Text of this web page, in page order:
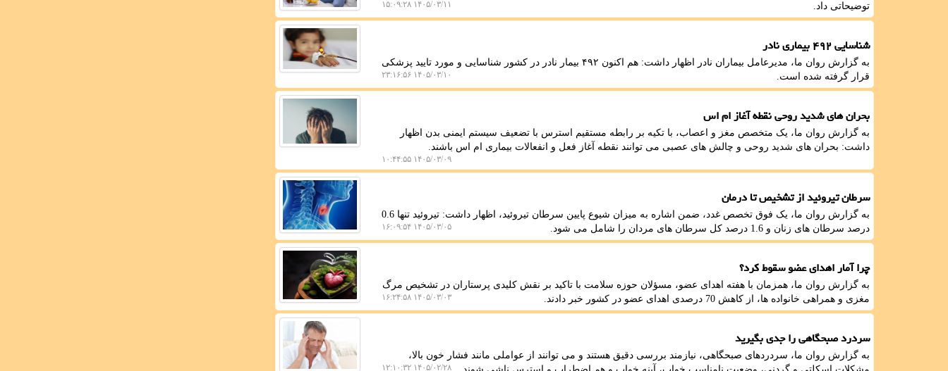
توضیحاتی داد.
۱۴۰۵/۰۳/۱۱ ۱۵:۰۹:۲۸
شناسایی ۴۹۲ بیماری نادر
به گزارش روان ما، مدیرعامل بیماران نادر اظهار داشت: هم اکنون ۴۹۲ بیمار نادر در کشور شناسایی و مورد تایید پزشکی
قرار گرفته شده است.
۱۴۰۵/۰۳/۱۰ ۲۳:۱۶:۵۶
بحران های شدید روحی نقطه آغاز ام اس
به گزارش روان ما، یک متخصص مغز و اعصاب، با تکیه بر رابطه مستقیم استرس با تضعیف سیستم ایمنی بدن اظهار
داشت: بحران های شدید روحی و چالش های عصبی می توانند نقطه آغاز فعل و انفعالات بیماری ام اس باشند.
۱۴۰۵/۰۳/۰۹ ۱۰:۴۴:۵۵
سرطان تیروئید از تشخیص تا درمان
به گزارش روان ما، یک فوق تخصص غدد، ضمن اشاره به میزان شیوع پایین سرطان تیروئید، اظهار داشت: تیروئید تنها 0.6
درصد سرطان های زنان و 1.6 درصد کل سرطان های مردان را شامل می شود.
۱۴۰۵/۰۳/۰۵ ۱۶:۰۹:۵۴
چرا آمار اهدای عضو سقوط کرد؟
به گزارش روان ما، همزمان با هفته اهدای عضو، مسؤلان حوزه سلامت با تاکید بر نقش کلیدی پرستاران در تشخیص مرگ
مغزی و همراهی خانواده ها، از کاهش 70 درصدی اهدای عضو در کشور خبر دادند.
۱۴۰۵/۰۳/۰۳ ۱۶:۲۴:۵۸
سردرد صبحگاهی را جدی بگیرید
به گزارش روان ما، سردردهای صبحگاهی، نیازمند بررسی دقیق هستند و می توانند از عواملی مانند فشار خون بالا،
۱۴۰۵/۰۲/۲۸ ۱۲:۱۰:۳۲